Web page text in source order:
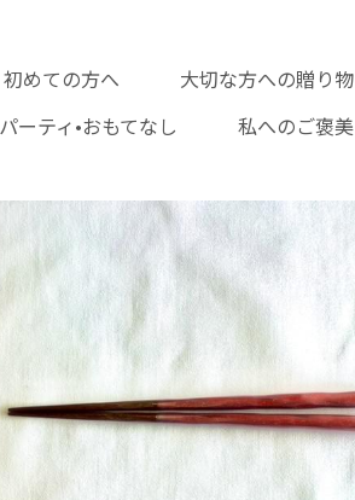
初めての方へ
大切な方への贈り物
パーティ•おもてなし 私へのご褒美